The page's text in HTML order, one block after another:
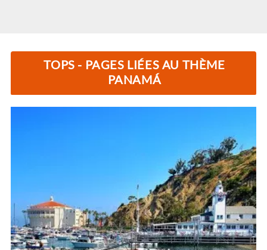
TOPS - PAGES LIÉES AU THÈME
PANAMÁ